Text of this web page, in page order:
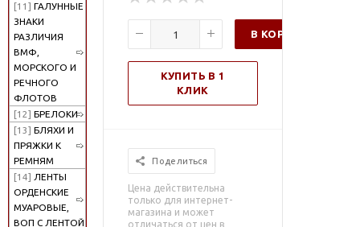
[11] ГАЛУННЫЕ
ЗНАКИ
РАЗЛИЧИЯ
ВМФ,
МОРСКОГО И
РЕЧНОГО
ФЛОТОВ
[12] БРЕЛОКИ
[13] БЛЯХИ И
ПРЯЖКИ К
РЕМНЯМ
[14] ЛЕНТЫ
ОРДЕНСКИЕ
МУАРОВЫЕ,
ВОП С ЛЕНТОЙ
В КОРЗИНУ
КУПИТЬ В 1
КЛИК
Поделиться
Цена действительна
только для интернет-
магазина и может
отличаться от цен в